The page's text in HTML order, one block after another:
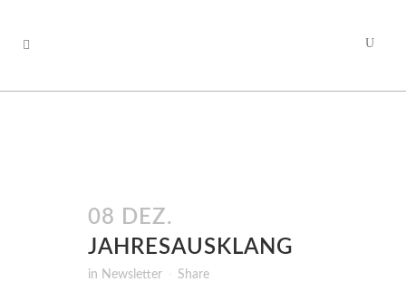
08 DEZ.
JAHRESAUSKLANG
in Newsletter Share